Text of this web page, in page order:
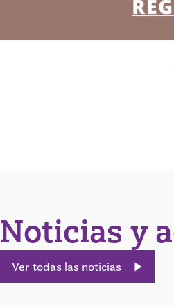
Noticias y
Ver todas las noticias